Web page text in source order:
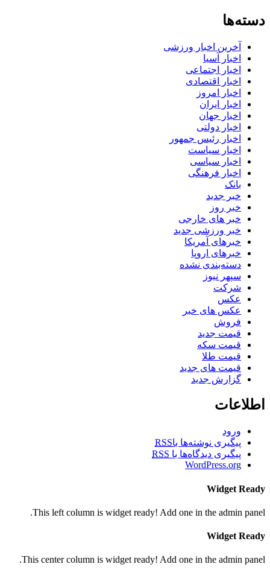
دسته‌ها
آخرین اخبار ورزشی
اخبار آسیا
اخبار اجتماعی
اخبار اقتصادی
اخبار امروز
اخبار ایران
اخبار جهان
اخبار دولتی
اخبار رئیس جمهور
اخبار سیاست
اخبار سیاسی
اخبار فرهنگی
بانک
خبر جدید
خبر روز
خبر های خارجی
خبر ورزشی جدید
خبرهای آمریکا
خبرهای اروپا
دسته‌بندی نشده
سپهر نیوز
شرکت
عکس
عکس های خبر
فروش
قیمت جدید
قیمت سکه
قیمت طلا
قیمت های جدید
گزارش جدید
اطلاعات
ورود
پیگیری نوشته‌ها باRSS
پیگیری دیدگاه‌ها با RSS
WordPress.org
Widget Ready
This left column is widget ready! Add one in the admin panel.
Widget Ready
This center column is widget ready! Add one in the admin panel.